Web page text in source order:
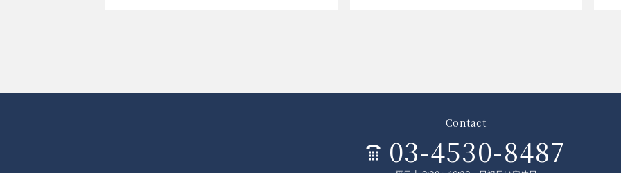
Contact
03-4530-8487